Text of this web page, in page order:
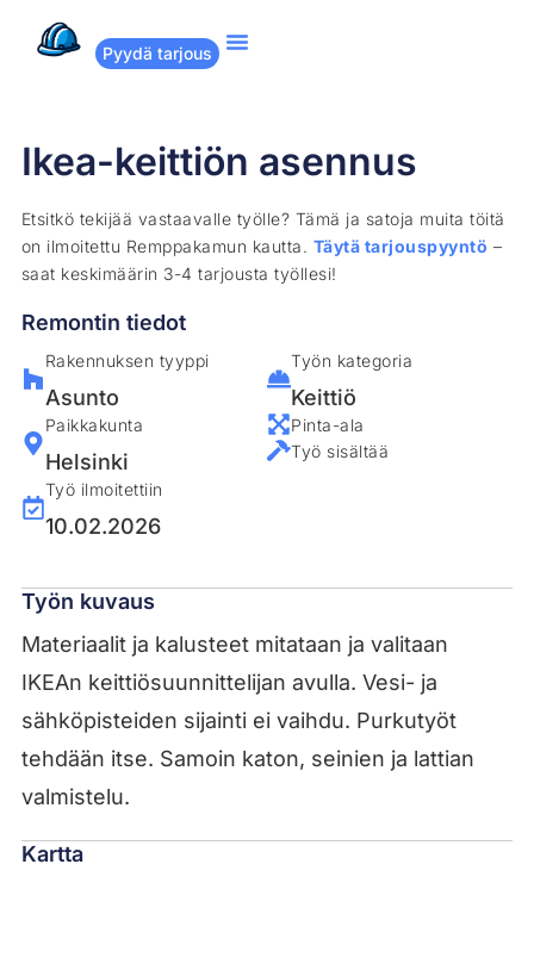
Pyydä tarjous
Ikea-keittiön asennus
Etsitkö tekijää vastaavalle työlle? Tämä ja satoja muita töitä
on ilmoitettu Remppakamun kautta. Täytä tarjouspyyntö –
saat keskimäärin 3-4 tarjousta työllesi!
Remontin tiedot
Rakennuksen tyyppi
Asunto
Paikkakunta
Helsinki
Työ ilmoitettiin
10.02.2026
Työn kategoria
Keittiö
Pinta-ala
Työ sisältää
Työn kuvaus
Materiaalit ja kalusteet mitataan ja valitaan
IKEAn keittiösuunnittelijan avulla. Vesi- ja
sähköpisteiden sijainti ei vaihdu. Purkutyöt
tehdään itse. Samoin katon, seinien ja lattian
valmistelu.
Kartta